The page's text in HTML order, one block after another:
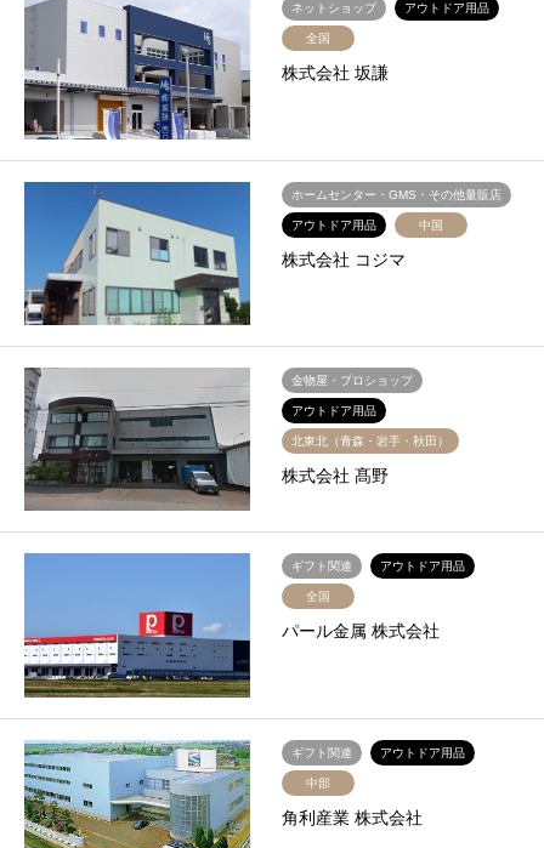
ネットショップ アウトドア用品
全国
株式会社 坂謙
ホームセンター・GMS・その他量販店
アウトドア用品 中国
株式会社 コジマ
金物屋・プロショップ
アウトドア用品
北東北（青森・岩手・秋田）
株式会社 髙野
ギフト関連 アウトドア用品
全国
パール金属 株式会社
ギフト関連 アウトドア用品
中部
角利産業 株式会社